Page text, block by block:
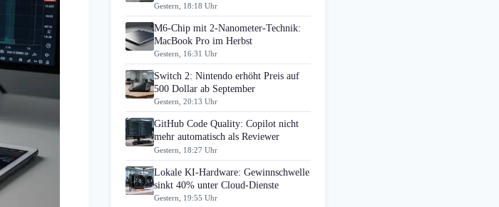
Gestern, 18:18 Uhr
M6-Chip mit 2-Nanometer-Technik:
MacBook Pro im Herbst
Gestern, 16:31 Uhr
Switch 2: Nintendo erhöht Preis auf
500 Dollar ab September
Gestern, 20:13 Uhr
GitHub Code Quality: Copilot nicht
mehr automatisch als Reviewer
Gestern, 18:27 Uhr
Lokale KI-Hardware: Gewinnschwelle
sinkt 40% unter Cloud-Dienste
Gestern, 19:55 Uhr